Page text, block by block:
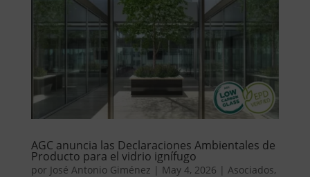
AGC anuncia las Declaraciones Ambientales de
Producto para el vidrio ignífugo
por José Antonio Giménez | May 4, 2026 | Asociados,